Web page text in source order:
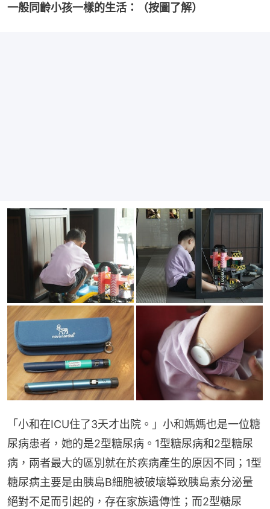
一般同齡小孩一樣的生活：（按圖了解）
「小和在ICU住了3天才出院。」小和媽媽也是一位糖
尿病患者，她的是2型糖尿病。1型糖尿病和2型糖尿
病，兩者最大的區別就在於疾病產生的原因不同；1型
糖尿病主要是由胰島B細胞被破壞導致胰島素分泌量
絕對不足而引起的，存在家族遺傳性；而2型糖尿